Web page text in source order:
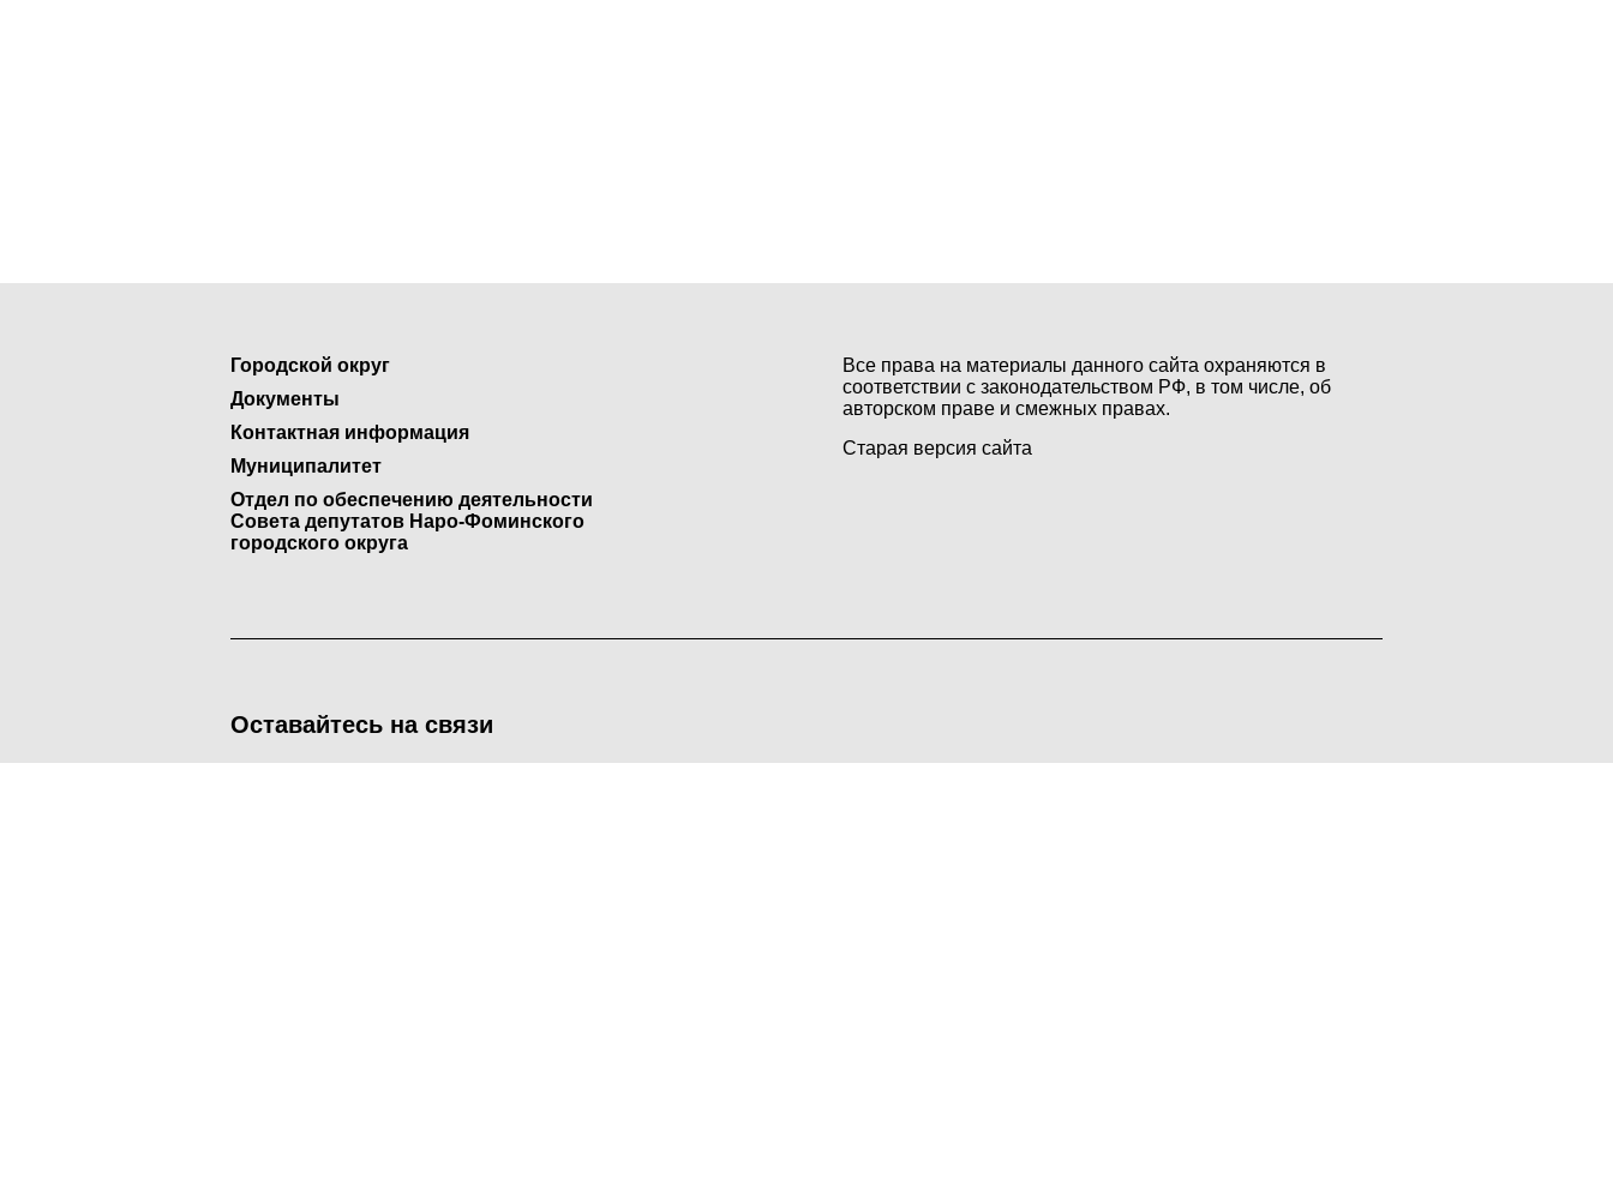
Городской округ
Документы
Контактная информация
Муниципалитет
Отдел по обеспечению деятельности
Совета депутатов Наро-Фоминского
городского округа
Все права на материалы данного сайта охраняются в
соответствии с законодательством РФ, в том числе, об
авторском праве и смежных правах.
Старая версия сайта
Оставайтесь на связи